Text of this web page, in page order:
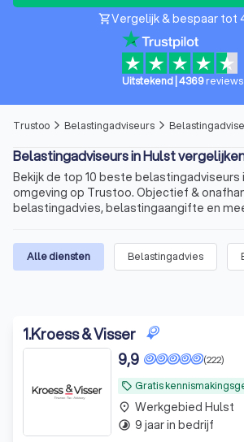
shopping_cartVergelijk & bespaar tot
Uitstekend| 4369 reviews
Trustoo arrow_forward_ios Belastingadviseurs arrow_forward_ios
Belastingadviseurs in Hulst
Bekijk de top 10 beste belastingadviseurs
omgeving op Trustoo. Objectief &
belastingadvies, belastingaangifte en
Alle diensten Belastingadvies
1.Kroess & Visser
local_offer Gratis
(222)
9,9
place Werkgebied Hulst
timelapse 9 jaar in bedrijf